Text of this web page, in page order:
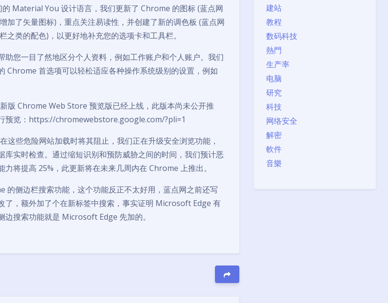
建站
教程
数码科技
熱門
生产率
电脑
研究
科技
网络安全
解密
軟件
音樂
的 Material You 设计语言，我们更新了 Chrome 的图标 (蓝点网
加了矢量图标)，重点关注易读性，并创建了新的调色板 (蓝点网
之类的配色)，以更好地补充您的选项卡和工具栏。
助您一目了然地区分个人资料，例如工作账户和个人账户。我们
Chrome 首选项可以轻松适应各种操作系统级别的设置，例如
版 Chrome Web Store 预览版已经上线，此版本尚未公开推
预览：https://chromewebstore.google.com/?pli=1
这些危险网站加载时将其阻止，我们正在升级安全浏览功能，
库实时检查。通过缩短识别和预防威胁之间的时间，我们预计恶
将提高 25%，此更新将在未来几周内在 Chrome 上推出。
的侧边栏搜索功能，这个功能反正不太好用，蓝点网之前还写
了，额外加了个在新标签中搜索，事实证明 Microsoft Edge 有
边搜索功能就是 Microsoft Edge 先加的。